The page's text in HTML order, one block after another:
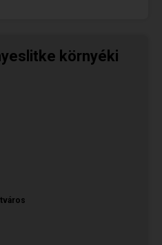
környéki